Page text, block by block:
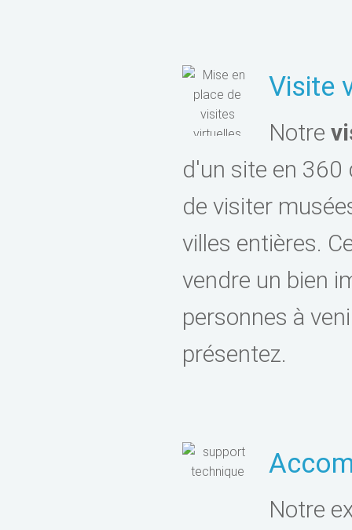
Visite
Notre
d'un site en 360
de visiter
villes entières.
vendre un bien
personnes à
présentez.
Notre